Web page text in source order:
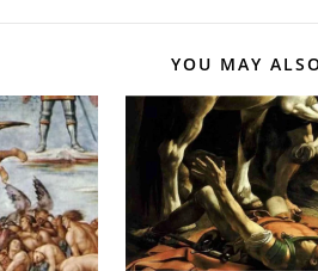
YOU MAY